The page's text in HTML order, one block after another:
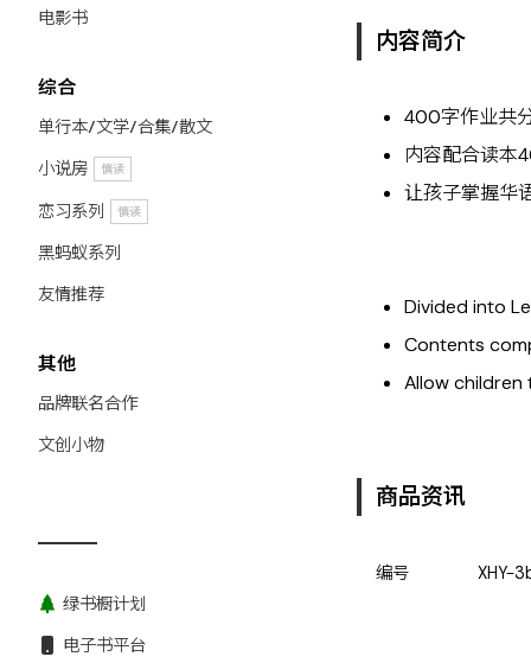
电影书
综合
单行本/文学/合集/散文
小说房
慎读
恋习系列 慎读
黑蚂蚁系列
友情推荐
其他
品牌联名合作
文创小物
绿书橱计划
电子书平台
内容简介
400字作业共
内容配合读本
让孩子掌握华
Divided into
Contents
Allow children
商品资讯
编号 XHY-